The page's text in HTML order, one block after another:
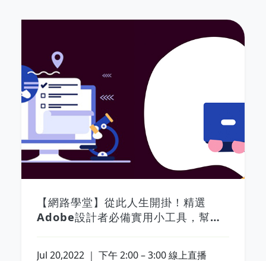
【網路學堂】從此人生開掛！精選
Adobe設計者必備實用小工具，幫你
Jul 20,2022 ｜ 下午 2:00 – 3:00 線上直播